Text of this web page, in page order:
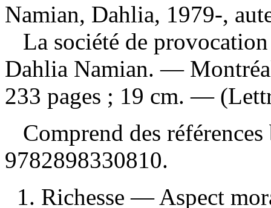
Namian, Dahlia, 1979-,
La société de
Dahlia Namian. —
233 pages ; 19 cm. —
Comprend des
9782898330810.
1. Richesse — Aspect